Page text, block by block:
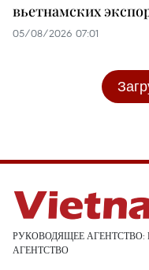
вьетнамских
05/08/2026 07:01
РУКОВОДЯЩЕЕ
АГЕНТСТВО